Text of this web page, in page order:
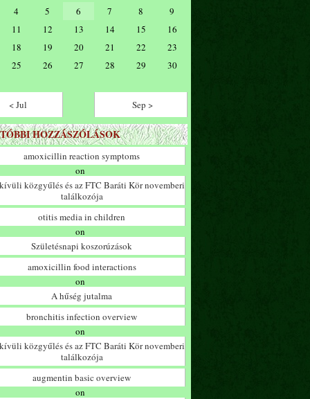
4 5 6 7 8
9
11 12 13 14 15
16
18 19 20 21 22
23
25 26 27 28 29
30
< Jul
Sep >
HOZZÁSZÓLÁSOK
amoxicillin reaction symptoms
on
közgyűlés és az FTC Baráti Kör novemberi
találkozója
otitis media in children
on
Születésnapi koszorúzások
amoxicillin food interactions
on
A hűség jutalma
bronchitis infection overview
on
közgyűlés és az FTC Baráti Kör novemberi
találkozója
augmentin basic overview
on